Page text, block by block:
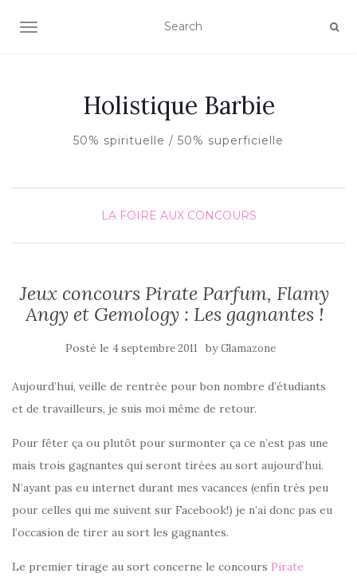
AFFICHER/MASQUER LA NAVIGATION
Holistique Barbie
50% spirituelle / 50% superficielle
LA FOIRE AUX CONCOURS
Jeux concours Pirate Parfum, Flamy
Angy et Gemology : Les gagnantes !
Posté le 4 septembre 2011 byGlamazone
Aujourd’hui, veille de rentrée pour bon nombre d’étudiants
et de travailleurs, je suis moi même de retour.
Pour fêter ça ou plutôt pour surmonter ça ce n’est pas une
mais trois gagnantes qui seront tirées au sort aujourd’hui.
N’ayant pas eu internet durant mes vacances (enfin très peu
pour celles qui me suivent sur Facebook!) je n’ai donc pas eu
l’occasion de tirer au sort les gagnantes.
Le premier tirage au sort concerne le concours Pirate